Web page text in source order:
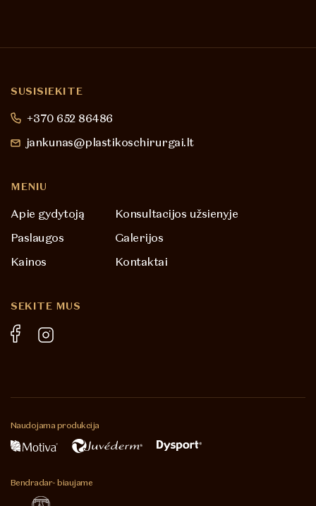
SUSISIEKITE
+370 652 86486
jankunas@plastikoschirurgai.lt
MENIU
Apie gydytoją
Konsultacijos užsienyje
Paslaugos
Galerijos
Kainos
Kontaktai
SEKITE MUS
Naudojama produkcija
Bendradar-biaujame